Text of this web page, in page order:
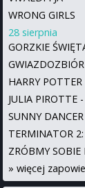
WRONG GIRLS
28 sierpnia
GORZKIE
HARRY
JULIA PIROTTE
SUNNY DANCER
TERMINATOR
ZRÓBMY SOBIE
» więcej